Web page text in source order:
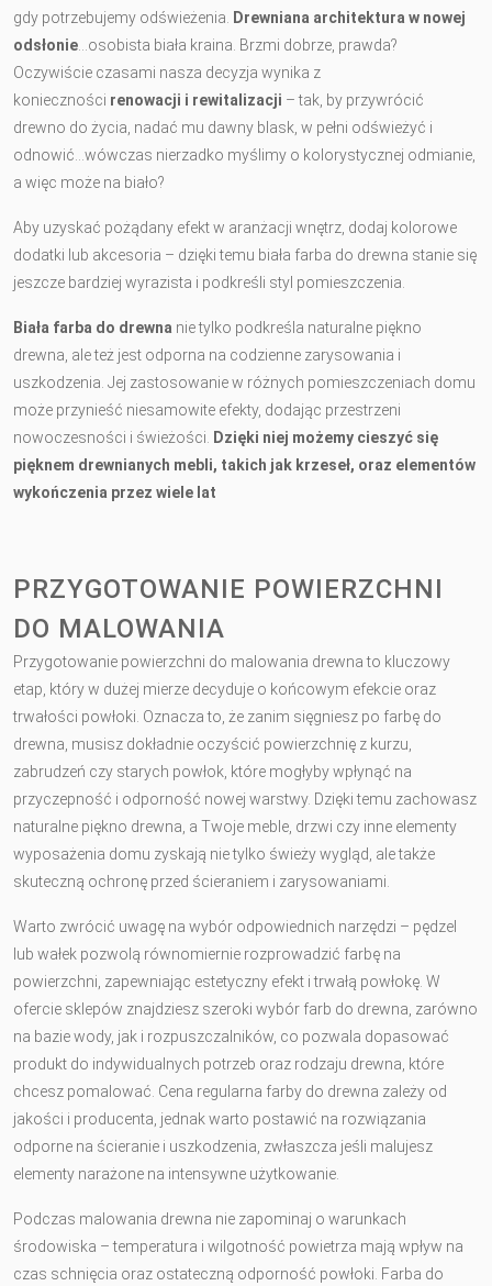
gdy potrzebujemy odświeżenia.
Drewniana architektura w nowej
odsłonie …osobista biała kraina. Brzmi dobrze, prawda?
Oczywiście czasami nasza decyzja wynika z
konieczności renowacji i rewitalizacji – tak, by przywrócić
drewno do życia, nadać mu dawny blask, w pełni odświeżyć i
odnowić…wówczas nierzadko myślimy o kolorystycznej odmianie,
a więc może na biało?
Aby uzyskać pożądany efekt w aranżacji wnętrz, dodaj kolorowe
dodatki lub akcesoria – dzięki temu biała farba do drewna stanie się
jeszcze bardziej wyrazista i podkreśli styl pomieszczenia.
Biała farba do drewna nie tylko podkreśla naturalne piękno
drewna, ale też jest odporna na codzienne zarysowania i
uszkodzenia. Jej zastosowanie w różnych pomieszczeniach domu
może przynieść niesamowite efekty, dodając przestrzeni
nowoczesności i świeżości.
Dzięki niej możemy cieszyć się
pięknem drewnianych mebli, takich jak krzeseł, oraz elementów
wykończenia przez wiele lat
PRZYGOTOWANIE POWIERZCHNI
DO MALOWANIA
Przygotowanie powierzchni do malowania drewna to kluczowy
etap, który w dużej mierze decyduje o końcowym efekcie oraz
trwałości powłoki. Oznacza to, że zanim sięgniesz po farbę do
drewna, musisz dokładnie oczyścić powierzchnię z kurzu,
zabrudzeń czy starych powłok, które mogłyby wpłynąć na
przyczepność i odporność nowej warstwy. Dzięki temu zachowasz
naturalne piękno drewna, a Twoje meble, drzwi czy inne elementy
wyposażenia domu zyskają nie tylko świeży wygląd, ale także
skuteczną ochronę przed ścieraniem i zarysowaniami.
Warto zwrócić uwagę na wybór odpowiednich narzędzi – pędzel
lub wałek pozwolą równomiernie rozprowadzić farbę na
powierzchni, zapewniając estetyczny efekt i trwałą powłokę. W
ofercie sklepów znajdziesz szeroki wybór farb do drewna, zarówno
na bazie wody, jak i rozpuszczalników, co pozwala dopasować
produkt do indywidualnych potrzeb oraz rodzaju drewna, które
chcesz pomalować. Cena regularna farby do drewna zależy od
jakości i producenta, jednak warto postawić na rozwiązania
odporne na ścieranie i uszkodzenia, zwłaszcza jeśli malujesz
elementy narażone na intensywne użytkowanie.
Podczas malowania drewna nie zapominaj o warunkach
środowiska – temperatura i wilgotność powietrza mają wpływ na
czas schnięcia oraz ostateczną odporność powłoki. Farba do